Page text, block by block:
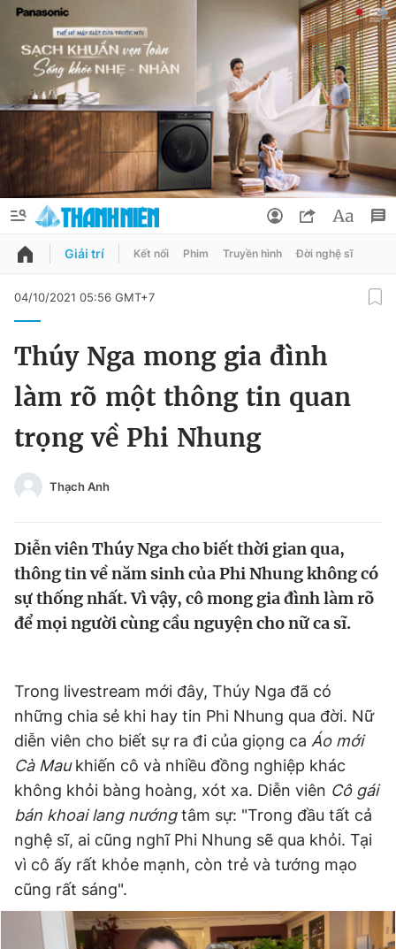
QUẢNG CÁO
Chuyên mục
Chuyên mục khác
Chào ngày mới Tin 24h
Video Magazine
Sản phẩm khác
Thông tin tòa soạn Liên hệ quảng cáo
Đọc Thanh Niên trên điện thoại
Đổi mật khẩu
Tin đã lưu
Tin đã xem
Đăng xuất
Giải trí Kết nối Phim Truyền hình Đời nghệ sĩ
04/10/2021 05:56 GMT+7
Thúy Nga mong gia đình
làm rõ một thông tin quan
trọng về Phi Nhung
Thạch Anh
Diễn viên Thúy Nga cho biết thời gian qua,
thông tin về năm sinh của Phi Nhung không có
sự thống nhất. Vì vậy, cô mong gia đình làm rõ
để mọi người cùng cầu nguyện cho nữ ca sĩ.
Trong livestream mới đây, Thúy Nga đã có
những chia sẻ khi hay tin Phi Nhung qua đời. Nữ
diễn viên cho biết sự ra đi của giọng ca Áo mới
Cà Maukhiến cô và nhiều đồng nghiệp khác
không khỏi bàng hoàng, xót xa. Diễn viên Cô gái
bán khoai lang nướngtâm sự: "Trong đầu tất cả
nghệ sĩ, ai cũng nghĩ Phi Nhung sẽ qua khỏi. Tại
vì cô ấy rất khỏe mạnh, còn trẻ và tướng mạo
cũng rất sáng".